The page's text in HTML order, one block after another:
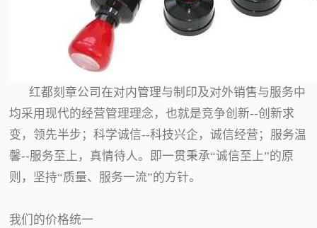
红都刻章公司在对内管理与制印及对外销售与服务中
均采用现代的经营管理理念，也就是竞争创新--创新求
变，领先半步；科学诚信--科技兴企，诚信经营；服务温
馨--服务至上，真情待人。即一贯秉承“诚信至上”的原
则，坚持“质量、服务一流”的方针。
我们的价格统一